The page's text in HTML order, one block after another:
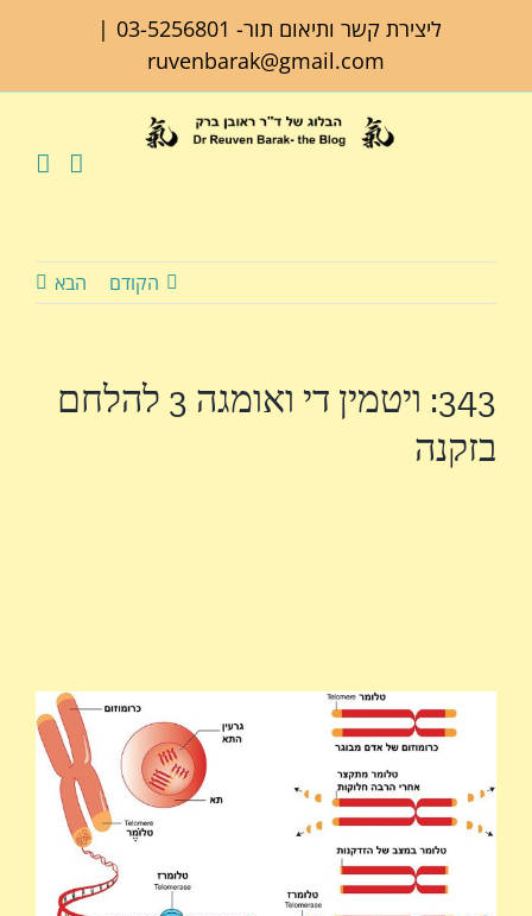
ליצירת קשר ותיאום תור- 03-5256801
|
ruvenbarak@gmail.com
הקודם הבא
343: ויטמין די ואומגה 3 להלחם
בזקנה